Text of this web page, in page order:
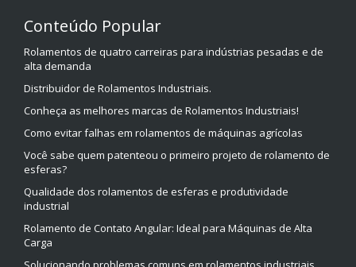
Conteúdo Popular
Rolamentos de quatro carreiras para indústrias pesadas e de
alta demanda
Distribuidor de Rolamentos Industriais.
Conheça as melhores marcas de Rolamentos Industriais!
Como evitar falhas em rolamentos de máquinas agrícolas
Você sabe quem patenteou o primeiro projeto de rolamento de
esferas?
Qualidade dos rolamentos de esferas e produtividade
industrial
Rolamento de Contato Angular: Ideal para Máquinas de Alta
Carga